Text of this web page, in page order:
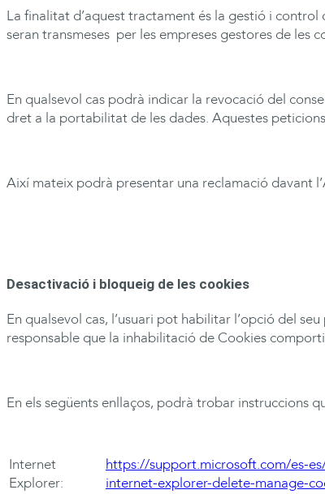
La finalitat d’aquest tractament és la gestió i control
seran transmeses per les empreses gestores de les
En qualsevol cas podrà indicar la revocació del
dret a la portabilitat de les dades. Aquestes
Així mateix podrà presentar una reclamació davant
Desactivació i bloqueig de les cookies
En qualsevol cas, l’usuari pot habilitar l’opció del
responsable que la inhabilitació de Cookies
En els següents enllaços, podrà trobar instruccions
Internet
Explorer:
https://support.microsoft.com/es-
internet-explorer-delete-manage-